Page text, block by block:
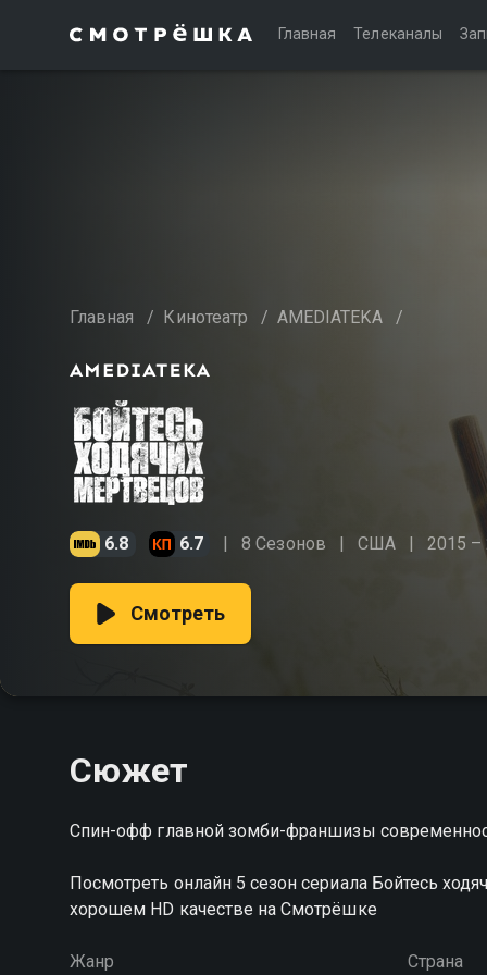
Главная Телеканалы
Главная / Кинотеатр / AMEDIATEKA /
6.8 6.7 8 Сезонов США 2015 –
Смотреть
Сюжет
Спин-офф главной зомби-франшизы
Посмотреть онлайн 5 сезон сериала Бойтесь
хорошем HD качестве на Смотрёшке
Жанр Страна